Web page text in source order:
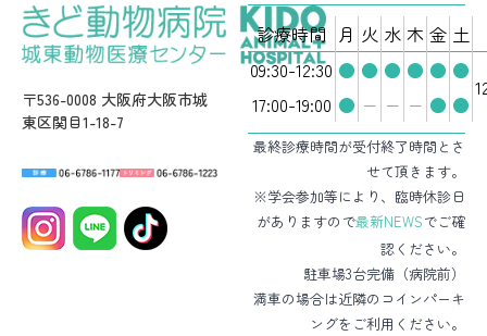
〒536-0008 大阪府大阪市城
東区関目1-18-7
診療時間 月 火 水 木 金 土
09:30-12:30 ● ● ● ● ● ●
17:00-19:00 ● − − − ● ●
最終診療時間が受付終了時間とさ
せて頂きます。
※学会参加等により、臨時休診日
がありますので最新NEWSでご確
認ください。
駐車場3台完備（病院前）
満車の場合は近隣のコインパーキ
ングをご利用ください。